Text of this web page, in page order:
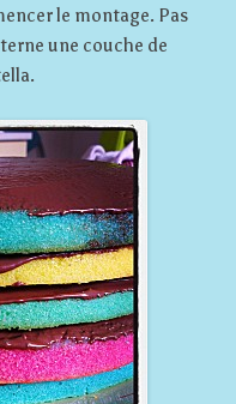
le montage. Pas
une couche de